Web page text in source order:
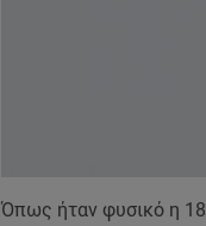
Όπως ήταν φυσικό η